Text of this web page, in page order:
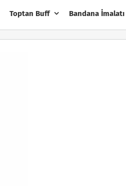
Toptan Buff Bandana İmalatı